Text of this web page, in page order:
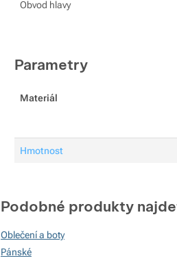
Obvod hlavy
Parametry
Materiál
Hmotnost
Podobné produkty
Oblečení a boty
Pánské